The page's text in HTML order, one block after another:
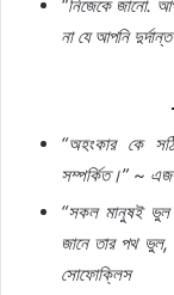
“নিজেকে জানো.
না যে আপনি
“অহংকার কে
সম্পর্কিত।” ~
“সকল মানুষই ভুল
জানে তার পথ ভুল,
সোফোক্লিস